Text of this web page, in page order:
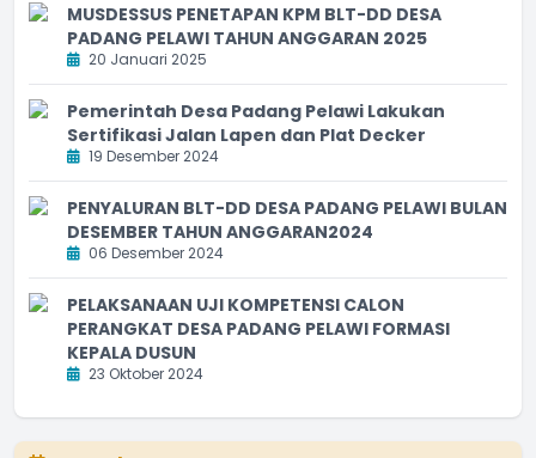
MUSDESSUS PENETAPAN KPM BLT-DD DESA
PADANG PELAWI TAHUN ANGGARAN 2025
20 Januari 2025
Pemerintah Desa Padang Pelawi Lakukan
Sertifikasi Jalan Lapen dan Plat Decker
19 Desember 2024
PENYALURAN BLT-DD DESA PADANG PELAWI BULAN
DESEMBER TAHUN ANGGARAN2024
06 Desember 2024
PELAKSANAAN UJI KOMPETENSI CALON
PERANGKAT DESA PADANG PELAWI FORMASI
KEPALA DUSUN
23 Oktober 2024